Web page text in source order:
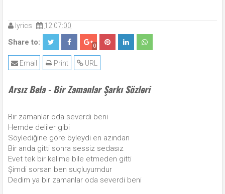
lyrics 12:07:00
Share to: 0
URL
Print
Email
Arsız Bela - Bir Zamanlar Şarkı Sözleri
Bir zamanlar oda severdi beni
Hemde deliler gibi
Söylediğine göre öyleydi en azından
Bir anda gitti sonra sessiz sedasız
Evet tek bir kelime bile etmeden gitti
Şimdi sorsan ben suçluyumdur
Dedim ya bir zamanlar oda severdi beni